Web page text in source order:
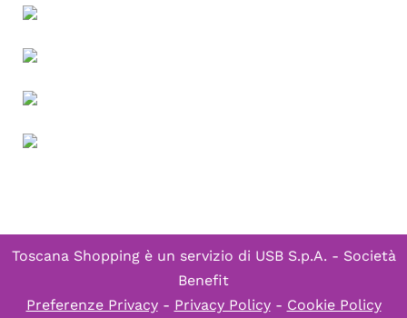
Toscana Shopping è un servizio di USB S.p.A. - Società
Benefit
Preferenze Privacy- Privacy Policy- Cookie Policy